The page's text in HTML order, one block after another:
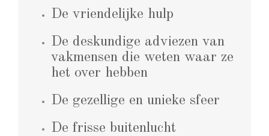
De vriendelijke hulp
De deskundige adviezen van
vakmensen die weten waar ze
het over hebben
De gezellige en unieke sfeer
De frisse buitenlucht